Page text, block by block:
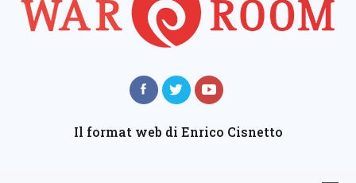
Il format web di Enrico Cisnetto